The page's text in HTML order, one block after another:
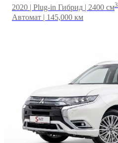
2020 | Plug-in Гибрид | 2400 см3
Автомат | 145,000 км